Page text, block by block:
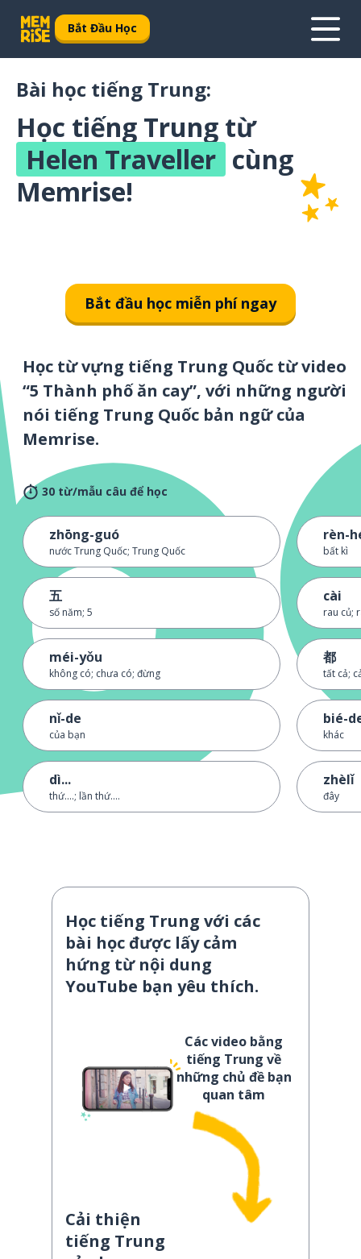
Bắt Đầu Học
Bài học tiếng Trung:
Học tiếng Trung từ
Helen Traveller cùng
Memrise!
Bắt đầu học miễn phí ngay
Học từ vựng tiếng Trung Quốc từ video
“5 Thành phố ăn cay”, với những người
nói tiếng Trung Quốc bản ngữ của
Memrise.
30 từ/mẫu câu để học
zhōng-guó
nước Trung Quốc; Trung Quốc
五
số năm; 5
méi-yǒu
không có; chưa có; đừng
nǐ-de
của bạn
dì...
thứ....; lần thứ....
rèn-
bất kì
cài
rau củ;
都
tất cả;
bié-
khác
zhèlǐ
đây
Học tiếng Trung với các
bài học được lấy cảm
hứng từ nội dung
YouTube bạn yêu thích.
Các video bằng
tiếng Trung về
những chủ đề bạn
quan tâm
Cải thiện
tiếng Trung